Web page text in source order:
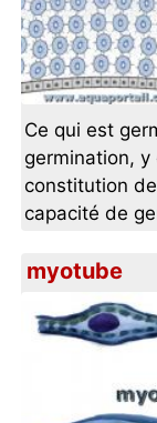
Ce qui est
germination, y
constitution
capacité de
myotube